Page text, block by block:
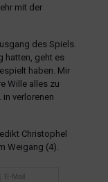
mit der
des Spiels.
hatten, geht es
haben. Mir
Wille alles zu
verlorenen
Christophel
Weigang (4).
E-Mail